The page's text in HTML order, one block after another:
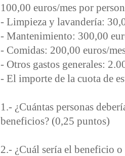
100,00 euros/mes por
- Limpieza y lavandería:
- Mantenimiento: 300,00
- Comidas: 200,00 euros/
- Otros gastos generales:
- El importe de la cuota de
1.- ¿Cuántas personas
beneficios? (0,25 puntos)
2.- ¿Cuál sería el beneficio